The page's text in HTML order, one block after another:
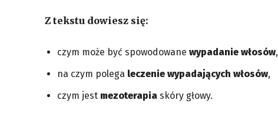
Z tekstu dowiesz się:
czym może być spowodowane wypadanie włosów,
na czym polega leczenie wypadających włosów,
czym jest mezoterapia skóry głowy.